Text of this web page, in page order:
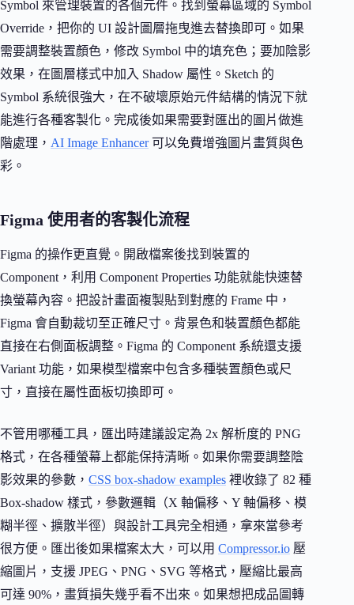
Symbol 來管理裝置的各個元件。找到螢幕區域的 Symbol
Override，把你的 UI 設計圖層拖曳進去替換即可。如果
需要調整裝置顏色，修改 Symbol 中的填充色；要加陰影
效果，在圖層樣式中加入 Shadow 屬性。Sketch 的
Symbol 系統很強大，在不破壞原始元件結構的情況下就
能進行各種客製化。完成後如果需要對匯出的圖片做進
階處理， AI Image Enhancer可以免費增強圖片畫質與色
彩。
Figma 使用者的客製化流程
Figma 的操作更直覺。開啟檔案後找到裝置的
Component，利用 Component Properties 功能就能快速替
換螢幕內容。把設計畫面複製貼到對應的 Frame 中，
Figma 會自動裁切至正確尺寸。背景色和裝置顏色都能
直接在右側面板調整。Figma 的 Component 系統還支援
Variant 功能，如果模型檔案中包含多種裝置顏色或尺
寸，直接在屬性面板切換即可。
不管用哪種工具，匯出時建議設定為 2x 解析度的 PNG
格式，在各種螢幕上都能保持清晰。如果你需要調整陰
影效果的參數， CSS box-shadow examples 裡收錄了 82 種
Box-shadow 樣式，參數邏輯（X 軸偏移、Y 軸偏移、模
糊半徑、擴散半徑）與設計工具完全相通，拿來當參考
很方便。匯出後如果檔案太大，可以用 Compressor.io 壓
縮圖片，支援 JPEG、PNG、SVG 等格式，壓縮比最高
可達 90%，畫質損失幾乎看不出來。如果想把成品圖轉